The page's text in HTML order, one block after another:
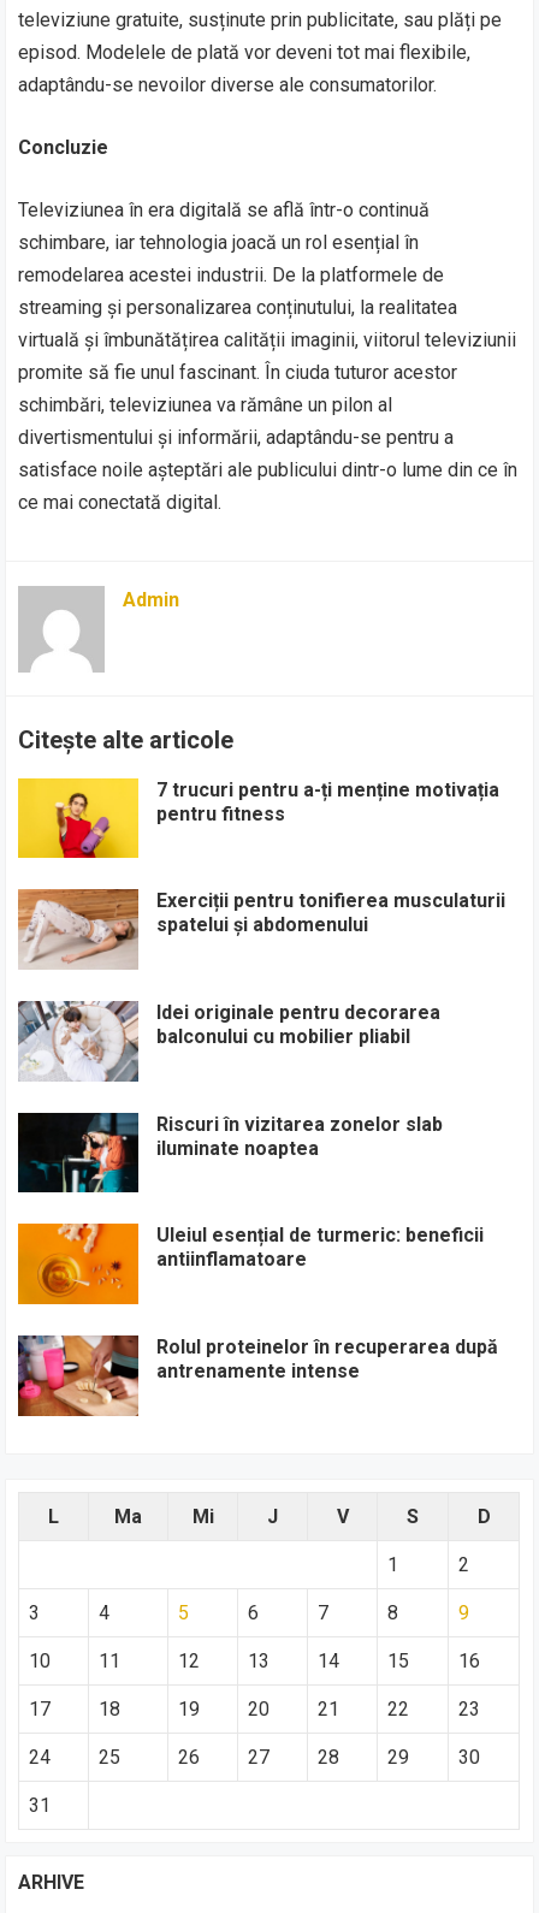
televiziune gratuite, susținute prin publicitate, sau plăți pe
episod. Modelele de plată vor deveni tot mai flexibile,
adaptându-se nevoilor diverse ale consumatorilor.
Concluzie
Televiziunea în era digitală se află într-o continuă
schimbare, iar tehnologia joacă un rol esențial în
remodelarea acestei industrii. De la platformele de
streaming și personalizarea conținutului, la realitatea
virtuală și îmbunătățirea calității imaginii, viitorul televiziunii
promite să fie unul fascinant. În ciuda tuturor acestor
schimbări, televiziunea va rămâne un pilon al
divertismentului și informării, adaptându-se pentru a
satisface noile așteptări ale publicului dintr-o lume din ce în
ce mai conectată digital.
Admin
Citește alte articole
7 trucuri pentru a-ți menține motivația
pentru fitness
Exerciții pentru tonifierea musculaturii
spatelui și abdomenului
Idei originale pentru decorarea
balconului cu mobilier pliabil
Riscuri în vizitarea zonelor slab
iluminate noaptea
Uleiul esențial de turmeric: beneficii
antiinflamatoare
Rolul proteinelor în recuperarea după
antrenamente intense
L Ma Mi J V S D
1 2
3 4 5 6 7 8 9
10 11 12 13 14 15 16
17 18 19 20 21 22 23
24 25 26 27 28 29 30
31
ARHIVE